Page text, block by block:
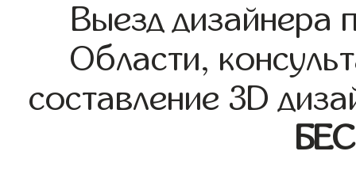
Выезд дизайнера
Области,
составление 3D